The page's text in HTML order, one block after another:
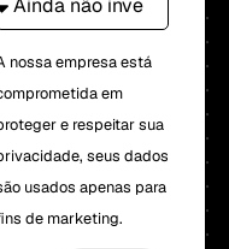
nossa empresa está
em
e respeitar sua
seus dados
usados apenas para
de marketing.